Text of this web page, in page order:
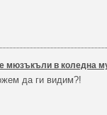
мюзъкъли в коледна
да ги видим?!